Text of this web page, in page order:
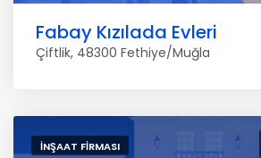
Fabay Kızılada Evleri
Çiftlik, 48300 Fethiye/Muğla
İNŞAAT FIRMASI